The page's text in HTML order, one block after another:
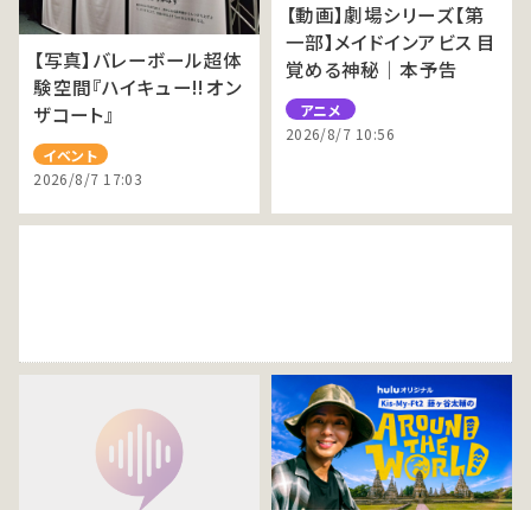
【写真】バレーボール超体
験空間『ハイキュー!! オン
ザコート』
イベント
2026/8/7 17:03
【動画】劇場シリーズ【第
一部】メイドインアビス 目
覚める神秘｜本予告
アニメ
2026/8/7 10:56